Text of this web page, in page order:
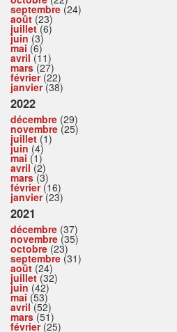
septembre (24)
août (23)
juillet(6)
juin (3)
mai (6)
avril(11)
mars(27)
février(22)
janvier(38)
2022
décembre (29)
novembre (25)
juillet (1)
juin (4)
mai (1)
avril(2)
mars(3)
février(16)
janvier(23)
2021
décembre (37)
novembre (35)
octobre (23)
septembre (31)
août (24)
juillet(32)
juin (42)
mai (53)
avril(52)
mars(51)
février(25)